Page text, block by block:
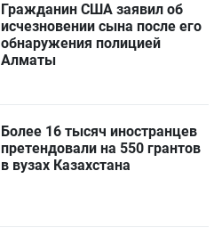
Гражданин США заявил об
исчезновении сына после его
обнаружения полицией
Алматы
Более 16 тысяч иностранцев
претендовали на 550 грантов
в вузах Казахстана